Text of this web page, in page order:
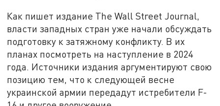
Как пишет издание The Wall Street Journal,
власти западных стран уже начали обсуждать
подготовку к затяжному конфликту. В их
планах посмотреть на наступление в 2024
года. Источники издания аргументируют свою
позицию тем, что к следующей весне
украинской армии передадут истребители F-